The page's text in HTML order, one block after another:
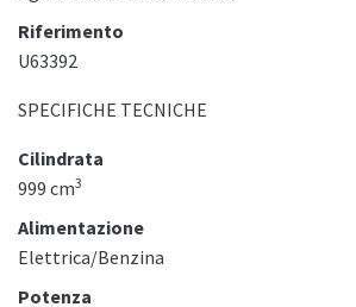
Riferimento
U63392
SPECIFICHE TECNICHE
Cilindrata
999 cm3
Alimentazione
Elettrica/Benzina
Potenza